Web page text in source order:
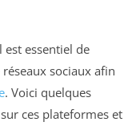
essentiel de
sociaux afin
. Voici quelques
ces plateformes et